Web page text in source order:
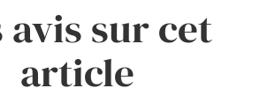
avis sur cet
article